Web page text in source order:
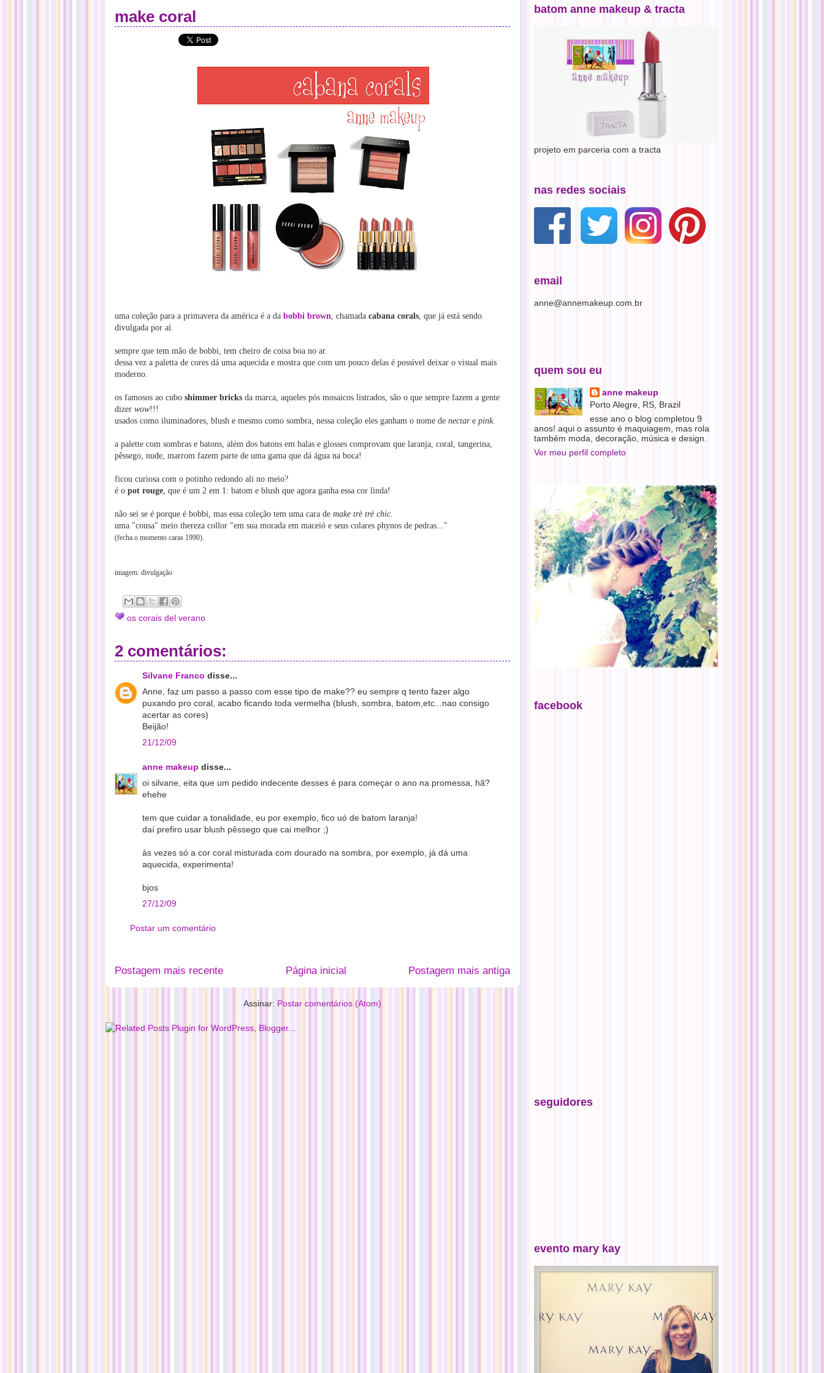
make coral
uma coleção para a primavera da américa é a da bobbi brown, chamada cabana corals, que já está sendo
divulgada por aí.
sempre que tem mão de bobbi, tem cheiro de coisa boa no ar.
dessa vez a paletta de cores dá uma aquecida e mostra que com um pouco delas é possível deixar o visual mais
moderno.
os famosos ao cubo shimmer bricks da marca, aqueles pós mosaicos listrados, são o que sempre fazem a gente
dizer wow!!!
usados como iluminadores, blush e mesmo como sombra, nessa coleção eles ganham o nome de nectare pink.
a palette com sombras e batons, além dos batons em balas e glosses comprovam que laranja, coral, tangerina,
pêssego, nude, marrom fazem parte de uma gama que dá água na boca!
ficou curiosa com o potinho redondo ali no meio?
é o pot rouge, que é um 2 em 1: batom e blush que agora ganha essa cor linda!
não sei se é porque é bobbi, mas essa coleção tem uma cara de make trè trè chic.
uma "cousa" meio thereza collor "em sua morada em maceió e seus colares phynos de pedras..."
(fecha o momento caras 1990).
imagem: divulgação
os corais del verano
2 comentários:
Silvane Franco disse...
Anne, faz um passo a passo com esse tipo de make?? eu sempre q tento fazer algo
puxando pro coral, acabo ficando toda vermelha (blush, sombra, batom,etc...nao consigo
acertar as cores)
Beijão!
21/12/09
anne makeup disse...
oi silvane, eita que um pedido indecente desses é para começar o ano na promessa, hã?
ehehe
tem que cuidar a tonalidade, eu por exemplo, fico uó de batom laranja!
daí prefiro usar blush pêssego que cai melhor ;)
às vezes só a cor coral misturada com dourado na sombra, por exemplo, já dá uma
aquecida, experimenta!
bjos
27/12/09
Postar um comentário
Postagem mais recente Postagem mais antiga
Página inicial
Assinar: Postar comentários (Atom)
batom anne makeup & tracta
projeto em parceria com a tracta
nas redes sociais
email
anne@annemakeup.com.br
quem sou eu
anne makeup
Porto Alegre, RS, Brazil
esse ano o blog completou 9
anos! aqui o assunto é maquiagem, mas rola
também moda, decoração, música e design.
Ver meu perfil completo
facebook
seguidores
evento mary kay